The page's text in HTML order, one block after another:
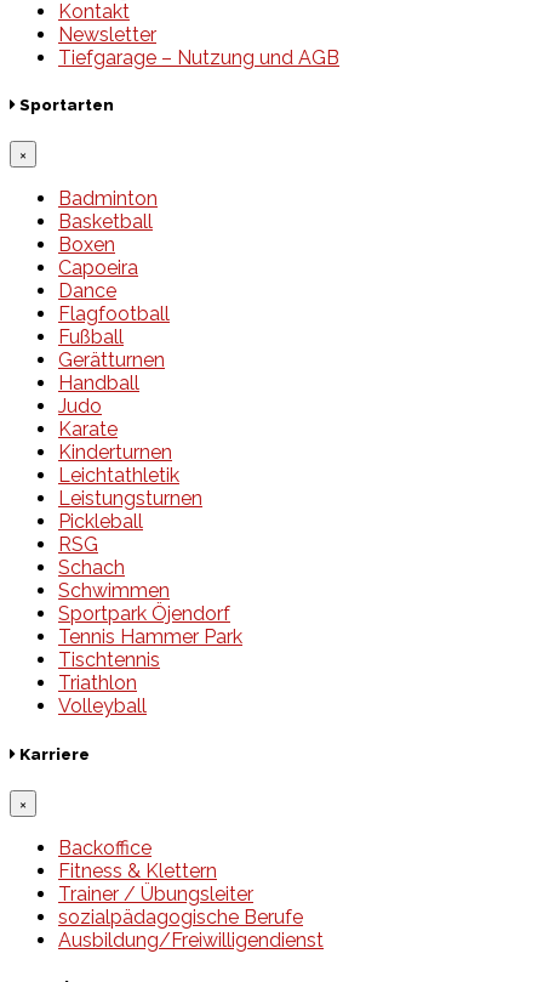
Kontakt
Newsletter
Tiefgarage – Nutzung und AGB
Sportarten
×
Badminton
Basketball
Boxen
Capoeira
Dance
Flagfootball
Fußball
Gerätturnen
Handball
Judo
Karate
Kinderturnen
Leichtathletik
Leistungsturnen
Pickleball
RSG
Schach
Schwimmen
Sportpark Öjendorf
Tennis Hammer Park
Tischtennis
Triathlon
Volleyball
Karriere
×
Backoffice
Fitness & Klettern
Trainer / Übungsleiter
sozialpädagogische Berufe
Ausbildung/Freiwilligendienst